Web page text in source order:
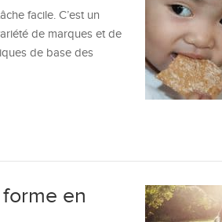
facile. C’est un
de marques et de
de base des
en